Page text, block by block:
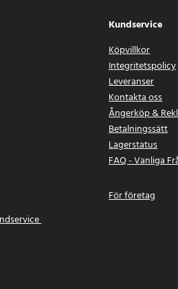
Kundservice
Köpvillkor
Integritetspolicy
Leveranser
Kontakta oss
Ångerköp &
Betalningssätt
Lagerstatus
FAQ - Vanliga
För företag